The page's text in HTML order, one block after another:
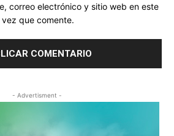
correo electrónico y sitio web en este
que comente.
- Advertisment -